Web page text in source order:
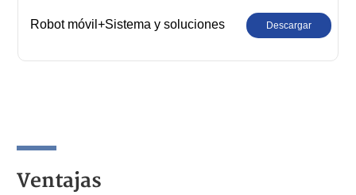
Robot móvil+Sistema y soluciones Descargar
Ventajas